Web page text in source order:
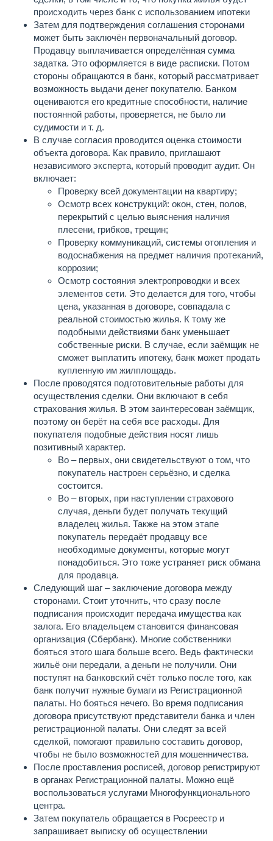
происходить через банк с использованием ипотеки
Затем для подтверждения соглашения сторонами
может быть заключён первоначальный договор.
Продавцу выплачивается определённая сумма
задатка. Это оформляется в виде расписки. Потом
стороны обращаются в банк, который рассматривает
возможность выдачи денег покупателю. Банком
оцениваются его кредитные способности, наличие
постоянной работы, проверяется, не было ли
судимости и т. д.
В случае согласия проводится оценка стоимости
объекта договора. Как правило, приглашают
независимого эксперта, который проводит аудит. Он
включает:
Проверку всей документации на квартиру;
Осмотр всех конструкций: окон, стен, полов,
перекрытий с целью выяснения наличия
плесени, грибков, трещин;
Проверку коммуникаций, системы отопления и
водоснабжения на предмет наличия протеканий,
коррозии;
Осмотр состояния электропроводки и всех
элементов сети. Это делается для того, чтобы
цена, указанная в договоре, совпадала с
реальной стоимостью жилья. К тому же
подобными действиями банк уменьшает
собственные риски. В случае, если заёмщик не
сможет выплатить ипотеку, банк может продать
купленную им жилплощадь.
После проводятся подготовительные работы для
осуществления сделки. Они включают в себя
страхования жилья. В этом заинтересован заёмщик,
поэтому он берёт на себя все расходы. Для
покупателя подобные действия носят лишь
позитивный характер.
Во – первых, они свидетельствуют о том, что
покупатель настроен серьёзно, и сделка
состоится.
Во – вторых, при наступлении страхового
случая, деньги будет получать текущий
владелец жилья. Также на этом этапе
покупатель передаёт продавцу все
необходимые документы, которые могут
понадобиться. Это тоже устраняет риск обмана
для продавца.
Следующий шаг – заключение договора между
сторонами. Стоит уточнить, что сразу после
подписания происходит передача имущества как
залога. Его владельцем становится финансовая
организация (Сбербанк). Многие собственники
бояться этого шага больше всего. Ведь фактически
жильё они передали, а деньги не получили. Они
поступят на банковский счёт только после того, как
банк получит нужные бумаги из Регистрационной
палаты. Но бояться нечего. Во время подписания
договора присутствуют представители банка и член
регистрационной палаты. Они следят за всей
сделкой, помогают правильно составить договор,
чтобы не было возможностей для мошенничества.
После проставления росписей, договор регистрируют
в органах Регистрационной палаты. Можно ещё
воспользоваться услугами Многофункционального
центра.
Затем покупатель обращается в Росреестр и
запрашивает выписку об осуществлении